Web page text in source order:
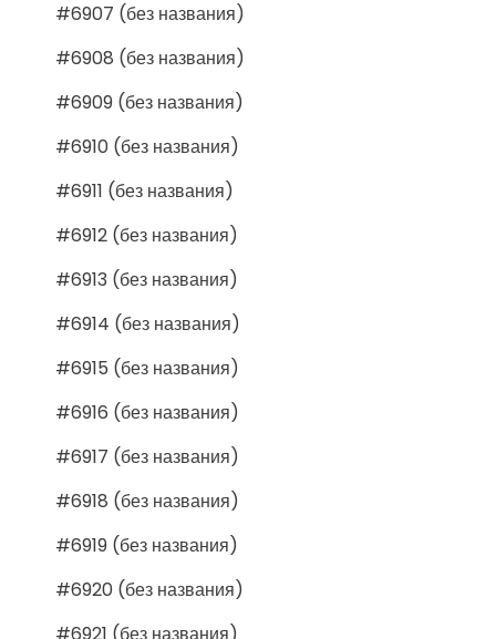
#6907 (без названия)
#6908 (без названия)
#6909 (без названия)
#6910 (без названия)
#6911 (без названия)
#6912 (без названия)
#6913 (без названия)
#6914 (без названия)
#6915 (без названия)
#6916 (без названия)
#6917 (без названия)
#6918 (без названия)
#6919 (без названия)
#6920 (без названия)
#6921 (без названия)